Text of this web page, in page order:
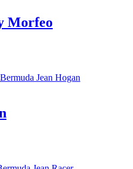
Morfeo